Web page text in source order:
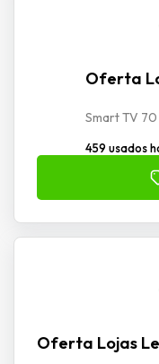
Oferta
Smart TV
459 usados
Oferta Lojas